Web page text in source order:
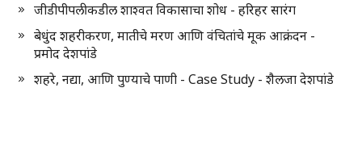
जीडीपीपलीकडील शाश्वत विकासाचा शोध - हरिहर सारंग
बेधुंद शहरीकरण, मातीचे मरण आणि वंचितांचे मूक आक्रंदन -
प्रमोद देशपांडे
शहरे, नद्या, आणि पुण्याचे पाणी - Case Study - शैलजा देशपांडे